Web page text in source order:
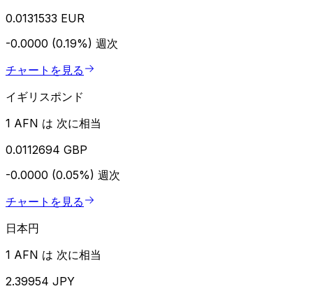
0.0131533 EUR
-0.0000 (0.19%) 週次
チャートを見る
イギリスポンド
1 AFN は 次に相当
0.0112694 GBP
-0.0000 (0.05%) 週次
チャートを見る
日本円
1 AFN は 次に相当
2.39954 JPY